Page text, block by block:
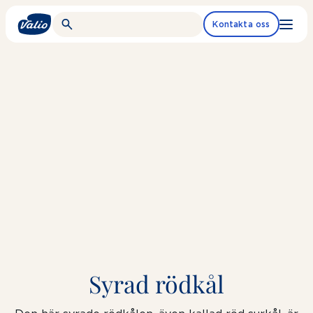
Kontakta oss
Syrad rödkål